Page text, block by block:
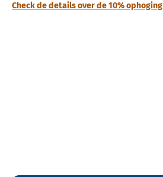
Check de details over de 10% ophoging